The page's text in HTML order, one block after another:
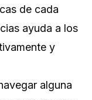
de cada
ayuda a los
y
alguna